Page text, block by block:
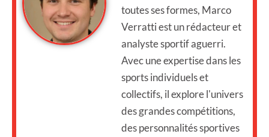
toutes ses formes, Marco
Verratti est un rédacteur et
analyste sportif aguerri.
Avec une expertise dans les
sports individuels et
collectifs, il explore l'univers
des grandes compétitions,
des personnalités sportives